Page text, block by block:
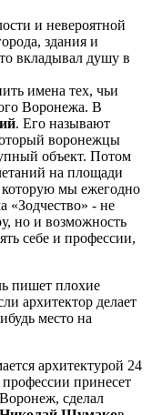
и невероятной
здания и
вкладывал душу в
имена тех, чьи
Воронежа. В
. Его называют
воронежцы
объект. Потом
на площади
мы ежегодно
«Зодчество» - не
но и возможность
себе и профессии,
пишет плохие
архитектор делает
место на
архитектурой 24
профессии принесет
сделал